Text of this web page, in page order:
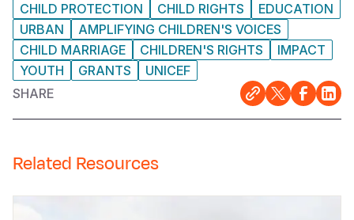
CHILD PROTECTION
CHILD RIGHTS
EDUCATION
URBAN
AMPLIFYING CHILDREN'S VOICES
CHILD MARRIAGE
CHILDREN'S RIGHTS
IMPACT
YOUTH
GRANTS
UNICEF
SHARE
Related Resources